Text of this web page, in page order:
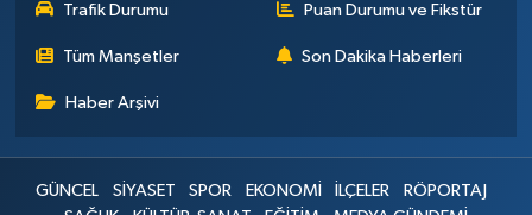
Trafik Durumu Puan Durumu ve Fikstür
Tüm Manşetler Son Dakika Haberleri
Haber Arşivi
GÜNCEL SİYASET SPOR EKONOMİ İLÇELER
RÖPORTAJ